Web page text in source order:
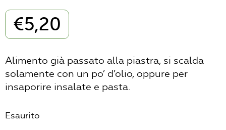
€5,20
Alimento già passato alla piastra, si scalda
solamente con un po’ d’olio, oppure per
insaporire insalate e pasta.
Esaurito